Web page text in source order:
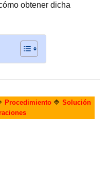
obtener dicha
Procedimiento🔷 Solución